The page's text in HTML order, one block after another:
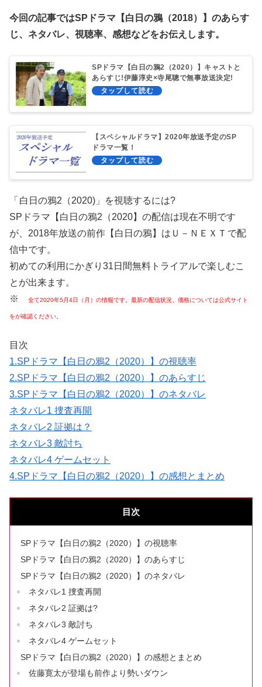
今回の記事ではSPドラマ【白日の鴉（2018）】のあらす
じ、ネタバレ、視聴率、感想などをお伝えします。
SPドラマ【白日の鴉2（2020）】キャストと
あらすじ!伊藤淳史×寺尾聰で無事放送決定!
【スペシャルドラマ】2020年放送予定のSP
ドラマ一覧！
「 白日の鴉2（2020)」を視聴するには?
SPドラマ【白日の鴉2（2020】の配信は現在不明です
が、2018年放送の前作【白日の鴉】はＵ－ＮＥＸＴ で配
信中です。
初めての利用にかぎり31日間無料トライアルで楽しむこ
とが出来ます。
※
全て2020年5月4日（月）の情報です。最新の配信状況、価格については公式サイト
をが確認ください。
目次
1.SPドラマ【白日の鴉2（2020）】の視聴率
2.SPドラマ【白日の鴉2（2020）】のあらすじ
3.SPドラマ【白日の鴉2（2020）】のネタバレ
ネタバレ1 捜査再開
ネタバレ2 証拠は？
ネタバレ3 敵討ち
ネタバレ4 ゲームセット
4.SPドラマ【白日の鴉2（2020）】の感想とまとめ
目次
SPドラマ【白日の鴉2（2020）】の視聴率
SPドラマ【白日の鴉2（2020）】のあらすじ
SPドラマ【白日の鴉2（2020）】のネタバレ
ネタバレ1 捜査再開
ネタバレ2 証拠は?
ネタバレ3 敵討ち
ネタバレ4 ゲームセット
SPドラマ【白日の鴉2（2020）】の感想とまとめ
佐藤寛太が登場も前作より勢いダウン